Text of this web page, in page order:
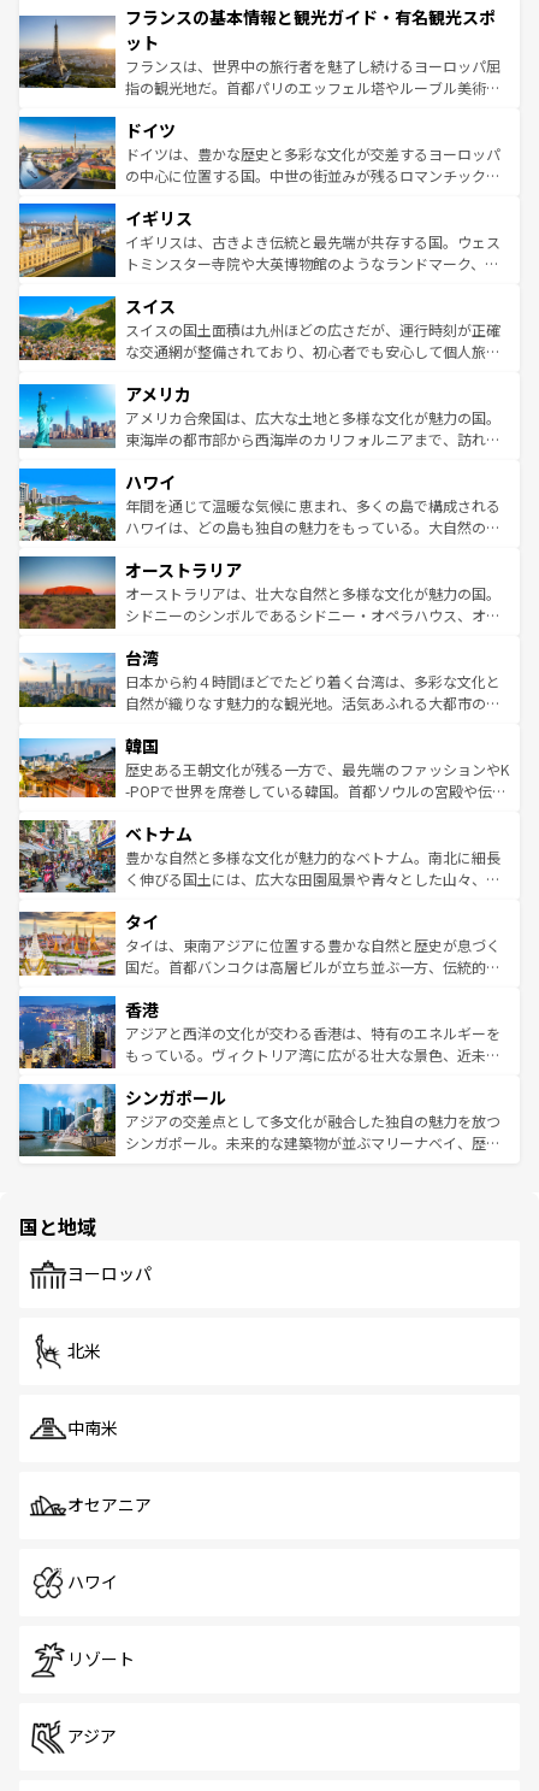
ませてくれるイタリアで、忘れられない旅をしてみよう！
なお、新着のイタリア情報は
しい。
文化が根付くこの国では、情熱的なフラメンコ、熱気あふ
れる闘牛、そして美味しいタパスが生活の一部となってい
る。首都マドリードの洗練された雰囲気や、バルセロナの
アートに溢れた街角から、地方では古代ローマ遺跡や中世
せる。地方によって風土や気候が異なるスペインはその個
性で訪れる人を魅了する。 なお、新着のスペイン情報は コ
ンテンツ一覧を参照してほしい。
フランスの基本情報と観光ガイド・有名観光スポ
ット
フランスは、世界中の旅行者を魅了し続けるヨーロッパ屈
指の観光地だ。首都パリのエッフェル塔やルーブル美術館
で、幅広い魅力が詰まっている。華麗な宮殿、歴史的な大
聖堂、美しいビーチ、そして豊かな自然が、訪れる者を心
から魅了する。また、フランスは美食の国としても知ら
いる。シャンパンの発祥地であるランス、プロヴァンスの
香り高いラベンダー畑など、多彩な楽しみ方が可能だ。さ
らに、パリ以外の地域にも魅力が溢れており、どの街角に
れる地方に足を運ぶとそれぞれで全く異なる文化を体験で
きるだろう。 なお、新着のフランス情報はコンテンツ一覧
を参照してほしい。
ドイツ
ドイツは、豊かな歴史と多彩な文化が交差するヨーロッパ
の中心に位置する国。中世の街並みが残るロマンチック街
顔を持つこの国は、どこを歩いても飽きることがない。ベ
ルリンの文化的活気、バイエルン州のアルプスの絶景、そ
してライン川沿いのワイン畑といった風景は必見。ビール
は、お酒好きな人にはぜひ体験してほしい。 なお、新着の
ドイツ情報はコンテンツ一覧を参照してほしい。
イギリス
イギリスは、古きよき伝統と最先端が共存する国。ウェス
トミンスター寺院や大英博物館のようなランドマーク、歴
リアごとに異なる魅力がある。また、優雅なアフタヌーン
ティー、ビール好きにはたまらない英国パブ、サッカー観
戦など、本場だからこそできる体験も豊富。イギリスを旅
ンツ一覧を参照してほしい。
スイス
スイスの国土面積は九州ほどの広さだが、運行時刻が正確
な交通網が整備されており、初心者でも安心して個人旅行
の建物がそのまま残る町や、スイスならではのユニークな
博物館もあり、アルプス観光だけでなく町歩きも満喫する
ことができる。国民の所得が高いため物価も高いが、旅行
ば市内交通費無料で観光を楽しむこともできる。 なお、新
着のスイス情報はコンテンツ一覧 を参照してほしい。
アメリカ
アメリカ合衆国は、広大な土地と多様な文化が魅力の国。
東海岸の都市部から西海岸のカリフォルニアまで、訪れる
のような巨大都市は、観光、ショッピング、エンターテイ
ンメントが詰まった刺激的なスポットだ。一方、アメリカ
西部には大自然が広がり、グランドキャニオンやイエロー
部のニューオーリンズでは、音楽と美食が融合した独特の
文化が魅力。旅行者はアメリカの各地域で異なる魅力を楽
しみながら、その多様性と豊かな歴史を感じることができ
ならではの贅沢な旅のスタイルだ。 なお、新着のアメリカ
情報はコンテンツ一覧を参照してほしい。
ハワイ
年間を通じて温暖な気候に恵まれ、多くの島で構成される
ハワイは、どの島も独自の魅力をもっている。大自然の神
ワイ島は見逃せない。また、定番の観光地といえばオアフ
島だが、静かな自然を求めるならマウイ島やカウアイ島が
おすすめ。エメラルドグリーンに輝く海をはじめ、豊かな
れるおもてなしの心で訪れる人々を迎えてくれるハワイの
人々、おいしいローカルフードやハワイアンミュージッ
ク、伝統的なフラダンスなど、すべてがハワイの魅力を彩
ワイを、存分に味わってほしい。 なお、新着のハワイ情報
はコンテンツ一覧を参照してほしい。
オーストラリア
オーストラリアは、壮大な自然と多様な文化が魅力の国。
シドニーのシンボルであるシドニー・オペラハウス、オー
リアリーフや大陸中央部にそびえるウルル（エアーズロッ
ク）、タスマニアの美しい原生林やケアンズの熱帯雨林な
ど、見どころがたくさん。また、カフェやワイン、オージ
いる。アクティビティも充実しており、サーフィンやダイ
ビング、ハイキングなど、アウトドア好きにはたまらな
い。オーストラリアの多彩な魅力を存分に味わいつくそ
参照してほしい。
台湾
日本から約４時間ほどでたどり着く台湾は、多彩な文化と
自然が織りなす魅力的な観光地。活気あふれる大都市の台
ン）、静ひつな山岳地帯である台湾東部など、都市の喧騒
と山間の静けさが共存しており、訪れる人に新しい発見と
驚きをもたらしてくれる。また、奥深い台湾の食文化も魅
容にもいいと評判のスイーツなど、バラエティ豊かな料理
が味わえる。 なお、新着の台湾情報は コンテンツ一覧を参
照してほしい。
韓国
歴史ある王朝文化が残る一方で、最先端のファッションやK
-POPで世界を席巻している韓国。首都ソウルの宮殿や伝統
き、地方に足を延ばせば四季折々の自然美を楽しむことが
できる。そして、キムチや焼肉、絶品のストリートフード
まで、さまざまな韓国料理が待っている。夜には、韓国な
リティに包まれながら、韓国の多彩な魅力を心ゆくまで味
わってみてほしい。 なお、新着の韓国情報はコンテンツ一
覧を参照してほしい。
ベトナム
豊かな自然と多様な文化が魅力的なベトナム。南北に細長
く伸びる国土には、広大な田園風景や青々とした山々、世
急速な発展と共に伝統が息づく。ハノイの古い町並みやホ
ーチミン市のフランス統治時代の建物も、独特の雰囲気を
醸し出している。また、バラエティの豊かさとおいしさで
とつ。フォーやバインミー、ベトナムコーヒーなどは、ぜ
ひ現地で味わいたい。どの地域を訪れてもあたたかい人々
が旅行者を迎えてくれるので、きっと忘れられない旅にな
参照してほしい。
タイ
タイは、東南アジアに位置する豊かな自然と歴史が息づく
国だ。首都バンコクは高層ビルが立ち並ぶ一方、伝統的な
の活気が交差している。北部ではチェンマイなどの山岳地
帯で自然と触れ合い、南部ではプーケットやクラビの美し
いビーチでリゾート気分を楽しむことができる。タイ料理
激する。気候は一年中温暖で、どの季節にも異なる楽しみ
が待っている。親しみやすいタイの人々、仏教を中心とし
た文化、そして多様な観光資源が、訪れる旅人を魅了し続
香港
アジアと西洋の文化が交わる香港は、特有のエネルギーを
もっている。ヴィクトリア湾に広がる壮大な景色、近未来
み、どこを訪れても感動するはず。観光スポットが密集し
ており、効率よく見どころを回れるのも魅力。息をのむよ
うな絶景から文化的な体験まで、香港を存分に楽しみ尽く
シンガポール
アジアの交差点として多文化が融合した独自の魅力を放つ
シンガポール。未来的な建築物が並ぶマリーナベイ、歴史
で、ホーカーズは地元の風情を楽しめる外せないスポット
国と地域
ヨーロッパ
北米
中南米
オセアニア
ハワイ
リゾート
アジア